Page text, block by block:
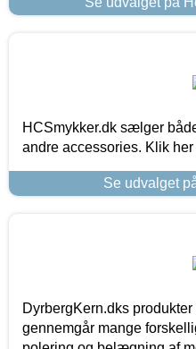
HCSmykker.dk sælger
andre accessories. Klik
Se udvalget
DyrbergKern.dks
gennemgår mange